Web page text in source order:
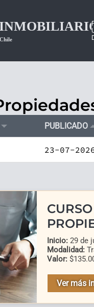
PUBLICADO
23-07-
Inicio: 29 de
Modalidad:
Valor:
Ver más